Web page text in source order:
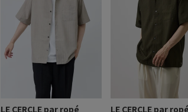
LE CERCLE par ropé
LE CERCLE par ropé